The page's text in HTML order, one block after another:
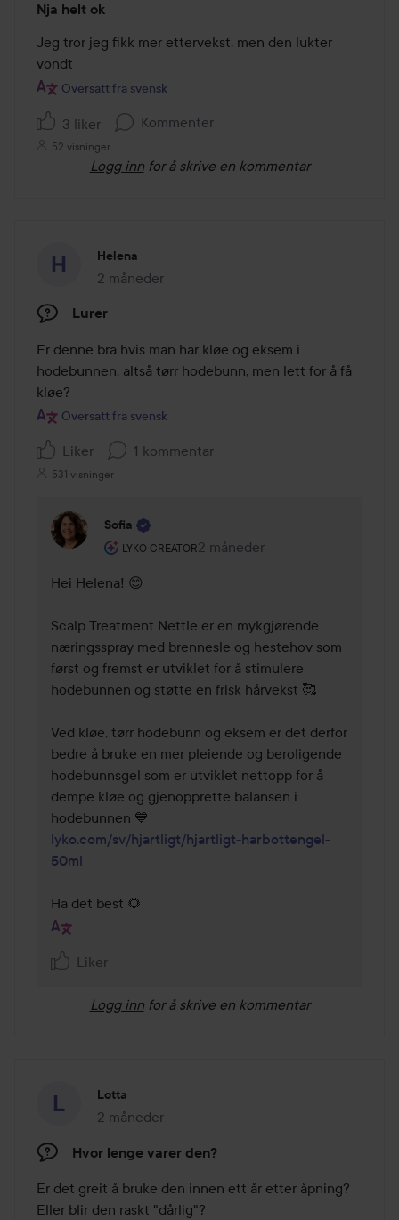
2
av
5
Nja helt ok
Jeg tror jeg fikk mer ettervekst, men den lukter
vondt
Oversatt fra svensk
3 liker Kommenter
52 visninger
Logg inn for å skrive en kommentar
Helena
2 måneder
Innlegget ble opprettet 2 måneder
Lurer
Er denne bra hvis man har kløe og eksem i
hodebunnen, altså tørr hodebunn, men lett for å få
kløe?
Oversatt fra svensk
Liker 1 kommentar
531 visninger
Sofia
LYKO CREATOR
Brukerens rolle: Lyko Creator.
2 måneder
Kommentaren lades 2 måneder
Hei Helena! 😊
Scalp Treatment Nettle er en mykgjørende
næringsspray med brennesle og hestehov som
først og fremst er utviklet for å stimulere
hodebunnen og støtte en frisk hårvekst 🥰
Ved kløe, tørr hodebunn og eksem er det derfor
bedre å bruke en mer pleiende og beroligende
hodebunnsgel som er utviklet nettopp for å
dempe kløe og gjenopprette balansen i
lyko.com/sv/hjartligt/hjartligt-harbottengel-
50ml
Ha det best 🌻
Liker
Logg inn for å skrive en kommentar
Lotta
2 måneder
Innlegget ble opprettet 2 måneder
Hvor lenge varer den?
Er det greit å bruke den innen ett år etter åpning?
Eller blir den raskt "dårlig"?